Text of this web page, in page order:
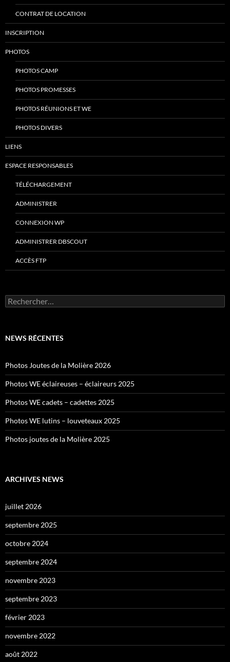
CONTRAT DE LOCATION
INSCRIPTION
PHOTOS
PHOTOS CAMP
PHOTOS PROMESSES
PHOTOS RÉUNIONS ET WE
PHOTOS DIVERS
LIENS
ESPACE RESPONSABLES
TÉLÉCHARGEMENT
ADMINISTRER
CONNEXION WP
ADMINISTRER DBSCOUT
ACCÈS FTP
Rechercher :
NEWS RÉCENTES
Photos Joutes de la Molière 2026
Photos WE éclaireuses – éclaireurs 2025
Photos WE cadets – cadettes 2025
Photos WE lutins – louveteaux 2025
Photos joutes de la Molière 2025
ARCHIVES NEWS
juillet 2026
septembre 2025
octobre 2024
septembre 2024
novembre 2023
septembre 2023
février 2023
novembre 2022
août 2022